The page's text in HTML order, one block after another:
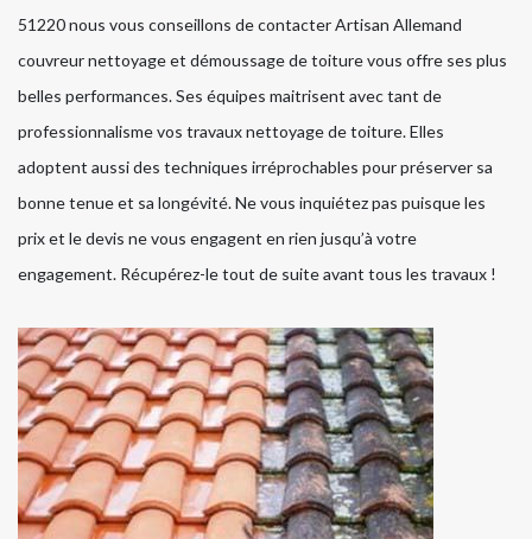
51220 nous vous conseillons de contacter Artisan Allemand
couvreur nettoyage et démoussage de toiture vous offre ses plus
belles performances. Ses équipes maitrisent avec tant de
professionnalisme vos travaux nettoyage de toiture. Elles
adoptent aussi des techniques irréprochables pour préserver sa
bonne tenue et sa longévité. Ne vous inquiétez pas puisque les
prix et le devis ne vous engagent en rien jusqu’à votre
engagement. Récupérez-le tout de suite avant tous les travaux !